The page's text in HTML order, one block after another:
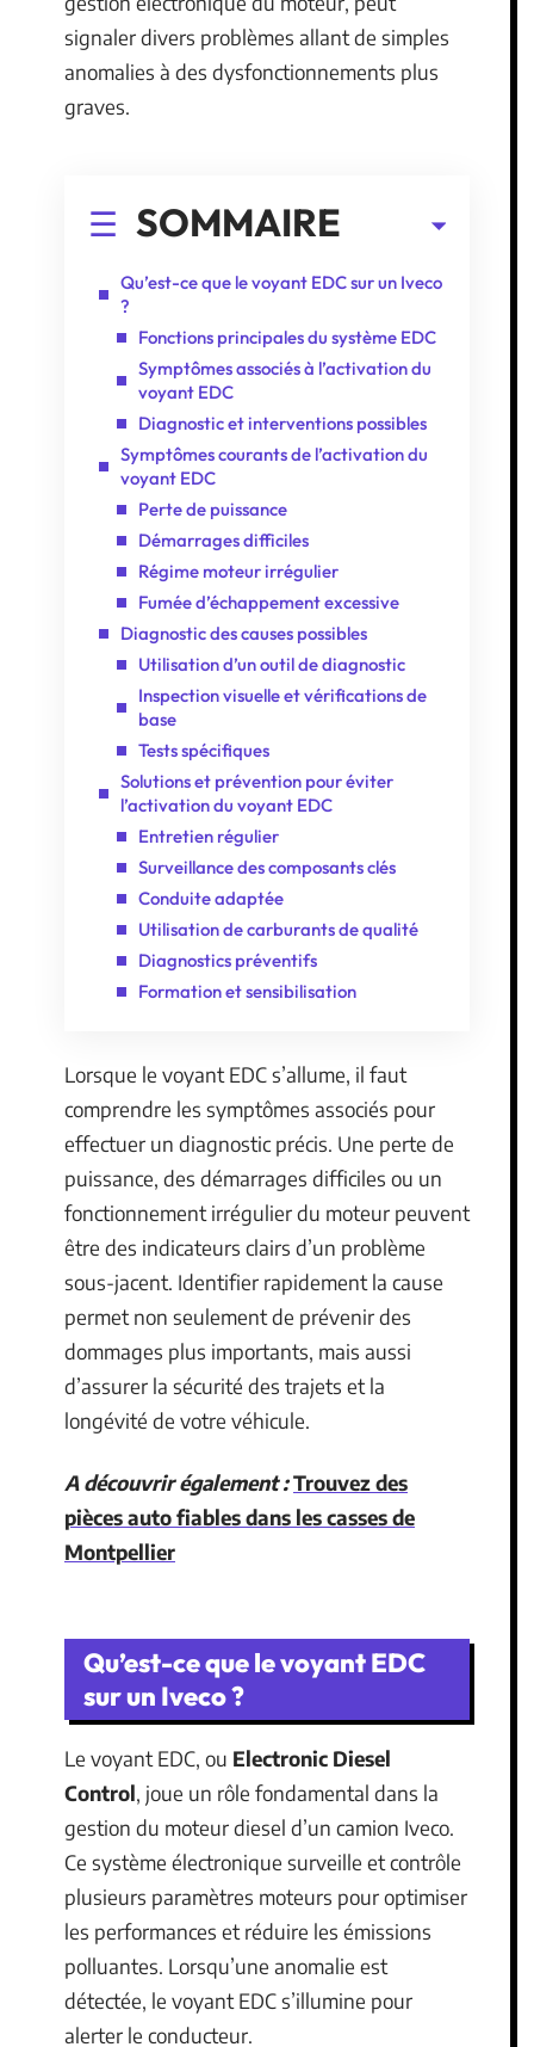
signaler divers problèmes allant de simples
anomalies à des dysfonctionnements plus
graves.
SOMMAIRE
Qu’est-ce que le voyant EDC sur un Iveco
?
Fonctions principales du système EDC
Symptômes associés à l’activation du
voyant EDC
Diagnostic et interventions possibles
Symptômes courants de l’activation du
voyant EDC
Perte de puissance
Démarrages difficiles
Régime moteur irrégulier
Fumée d’échappement excessive
Diagnostic des causes possibles
Utilisation d’un outil de diagnostic
Inspection visuelle et vérifications de
base
Tests spécifiques
Solutions et prévention pour éviter
l’activation du voyant EDC
Entretien régulier
Surveillance des composants clés
Conduite adaptée
Utilisation de carburants de qualité
Diagnostics préventifs
Formation et sensibilisation
Lorsque le voyant EDC s’allume, il faut
comprendre les symptômes associés pour
effectuer un diagnostic précis. Une perte de
puissance, des démarrages difficiles ou un
fonctionnement irrégulier du moteur peuvent
être des indicateurs clairs d’un problème
sous-jacent. Identifier rapidement la cause
permet non seulement de prévenir des
dommages plus importants, mais aussi
d’assurer la sécurité des trajets et la
longévité de votre véhicule.
A découvrir également :Trouvez des
pièces auto fiables dans les casses de
Montpellier
Qu’est-ce que le voyant EDC
sur un Iveco ?
Le voyant EDC, ou Electronic Diesel
Control, joue un rôle fondamental dans la
gestion du moteur diesel d’un camion Iveco.
Ce système électronique surveille et contrôle
plusieurs paramètres moteurs pour optimiser
les performances et réduire les émissions
polluantes. Lorsqu’une anomalie est
détectée, le voyant EDC s’illumine pour
alerter le conducteur.